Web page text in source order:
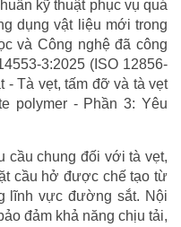
kỹ thuật phục vụ quá
dụng vật liệu mới trong
và Công nghệ đã công
3:2025 (ISO 12856-
- Tà vẹt, tấm đỡ và tà vẹt
polymer - Phần 3: Yêu
cầu chung đối với tà vẹt,
cầu hở được chế tạo từ
lĩnh vực đường sắt. Nội
đảm khả năng chịu tải,